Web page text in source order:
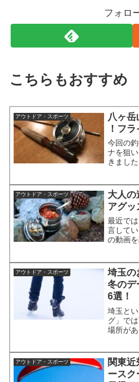
フォロ
こちらもおすすめ
アウトドア・スポーツ
八ヶ
！フ
今回の
ナを狙
きまし
イメー
い釣り
(虫の形
く、フ
アウトドア・スポーツ
大人の
アグッ
最近で
言して
の動画
りと、
ャンプ
合、自
ズも取
アウトドア・スポーツ
埼玉の
冬のデ
6選！
埼玉と
グ」で
場所が
トリン
れない
アウトドア・スポーツ
関東
ースク